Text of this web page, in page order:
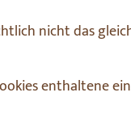
nicht das
enthaltene